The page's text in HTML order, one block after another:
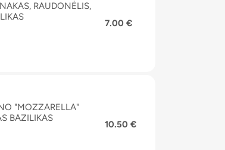
RAUDONĖLIS,
7.00 €
"MOZZARELLA"
BAZILIKAS
10.50 €